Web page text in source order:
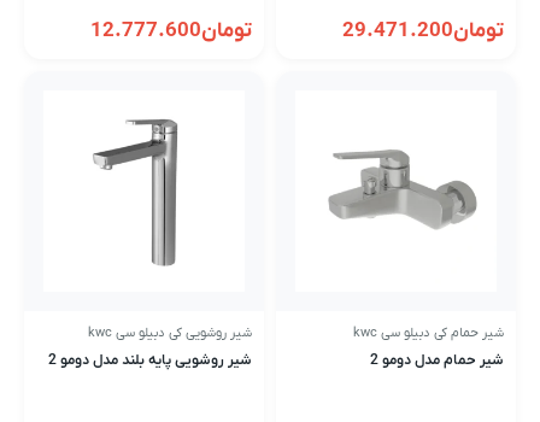
تومان29.471.200 تومان12.777.600
شیر حمام کی دبیلو سی kwc
شیر حمام مدل دومو 2
شیر روشویی کی دبیلو سی kwc
شیر روشویی پایه بلند مدل دومو 2